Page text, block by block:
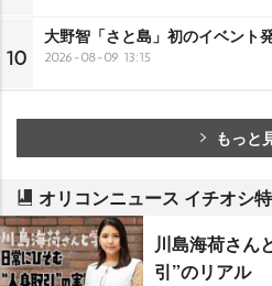
10
大野智「さと島」初のイベント
2026-08-09 13:15
もっと
オリコンニュース イチオシ
川島海荷さん
引”のリアル